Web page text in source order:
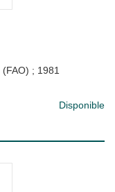
; 1981
Disponible